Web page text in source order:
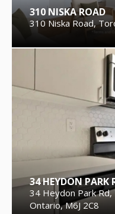
310 NISKA ROAD
310 Niska Road,
34 HEYDON PARK
34 Heydon Park
Ontario, M6J 2C8